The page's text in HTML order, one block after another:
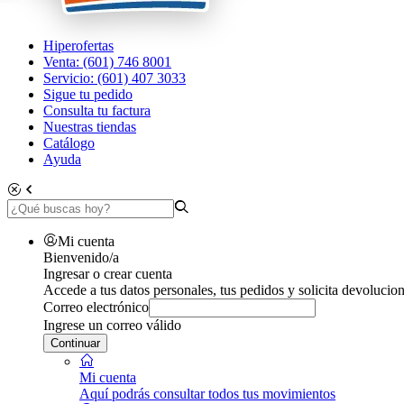
Hiperofertas
Venta: (601) 746 8001
Servicio: (601) 407 3033
Sigue tu pedido
Consulta tu factura
Nuestras tiendas
Catálogo
Ayuda
Mi cuenta
Bienvenido/a
Ingresar o crear cuenta
Accede a tus datos personales, tus pedidos y solicita
Correo electrónico
Ingrese un correo válido
Continuar
Mi cuenta
Aquí podrás consultar todos tus movimientos